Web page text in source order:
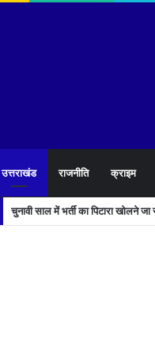
उत्तराखंड राजनीति क्राइम
चुनावी साल में भर्ती का पिटारा खोलने